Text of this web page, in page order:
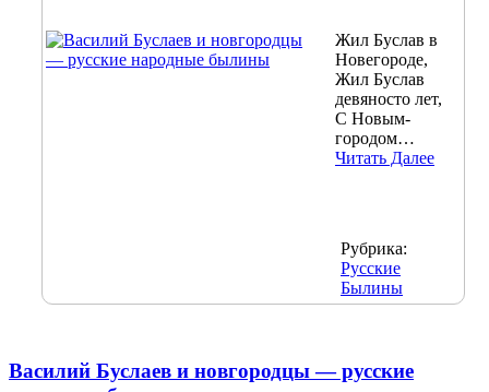
Жил Буслав в
Новегороде,
Жил Буслав
девяносто лет,
С Новым-
городом…
Читать Далее
Рубрика:
Русские
Былины
Василий Буслаев и новгородцы — русские